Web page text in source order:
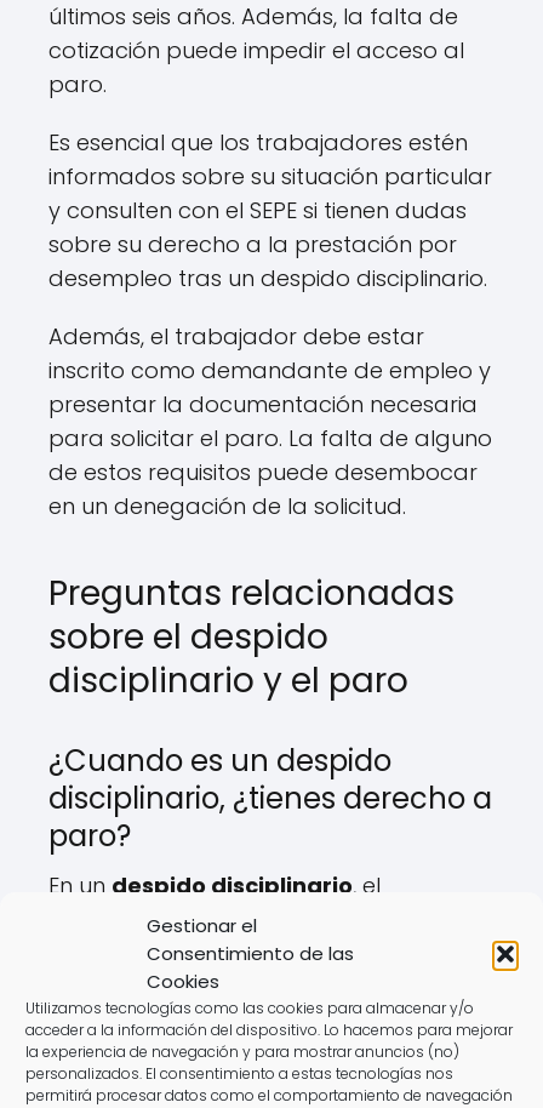
Gestionar el
Consentimiento de las
Cookies
Utilizamos tecnologías como las cookies para almacenar y/o
acceder a la información del dispositivo. Lo hacemos para mejorar
la experiencia de navegación y para mostrar anuncios (no)
personalizados. El consentimiento a estas tecnologías nos
permitirá procesar datos como el comportamiento de navegación
últimos seis años. Además, la falta de
cotización puede impedir el acceso al
paro.
Es esencial que los trabajadores estén
informados sobre su situación particular
y consulten con el SEPE si tienen dudas
sobre su derecho a la prestación por
desempleo tras un despido disciplinario.
Además, el trabajador debe estar
inscrito como demandante de empleo y
presentar la documentación necesaria
para solicitar el paro. La falta de alguno
de estos requisitos puede desembocar
en un denegación de la solicitud.
Preguntas relacionadas
sobre el despido
disciplinario y el paro
¿Cuando es un despido
disciplinario, ¿tienes derecho a
paro?
En un despido disciplinario, el
trabajador tiene derecho a cobrar el
paro si cumple con los requisitos de
cotización establecidos. Es importante
señalar que, independientemente de si
el despido es procedente o no, los
derechos del trabajador a la prestación